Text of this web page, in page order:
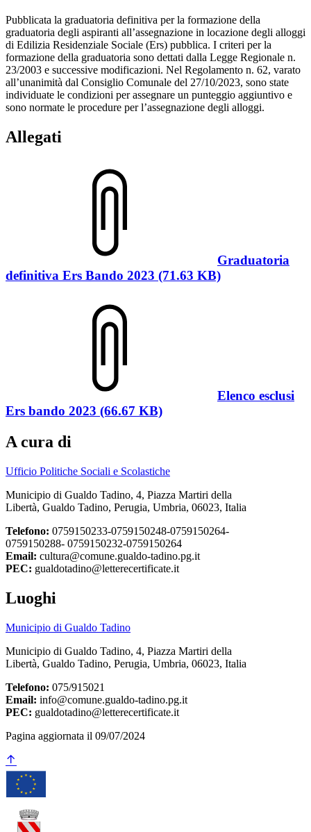
Pubblicata la graduatoria definitiva per la formazione della
graduatoria degli aspiranti all’assegnazione in locazione degli alloggi
di Edilizia Residenziale Sociale (Ers) pubblica. I criteri per la
formazione della graduatoria sono dettati dalla Legge Regionale n.
23/2003 e successive modificazioni. Nel Regolamento n. 62, varato
all’unanimità dal Consiglio Comunale del 27/10/2023, sono state
individuate le condizioni per assegnare un punteggio aggiuntivo e
sono normate le procedure per l’assegnazione degli alloggi.
Allegati
Graduatoria
definitiva Ers Bando 2023 (71.63 KB)
Elenco esclusi
Ers bando 2023 (66.67 KB)
A cura di
Ufficio Politiche Sociali e Scolastiche
Municipio di Gualdo Tadino, 4, Piazza Martiri della
Libertà, Gualdo Tadino, Perugia, Umbria, 06023, Italia
Telefono: 0759150233-0759150248-0759150264-
0759150288- 0759150232-0759150264
Email: cultura@comune.gualdo-tadino.pg.it
PEC: gualdotadino@letterecertificate.it
Luoghi
Municipio di Gualdo Tadino
Municipio di Gualdo Tadino, 4, Piazza Martiri della
Libertà, Gualdo Tadino, Perugia, Umbria, 06023, Italia
Telefono: 075/915021
Email: info@comune.gualdo-tadino.pg.it
PEC: gualdotadino@letterecertificate.it
Pagina aggiornata il 09/07/2024